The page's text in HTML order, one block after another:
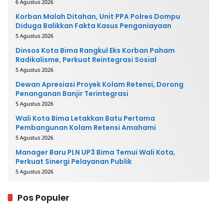
6 Agustus 2026
Korban Malah Ditahan, Unit PPA Polres Dompu
Diduga Balikkan Fakta Kasus Penganiayaan
5 Agustus 2026
Dinsos Kota Bima Rangkul Eks Korban Paham
Radikalisme, Perkuat Reintegrasi Sosial
5 Agustus 2026
Dewan Apresiasi Proyek Kolam Retensi, Dorong
Penanganan Banjir Terintegrasi
5 Agustus 2026
Wali Kota Bima Letakkan Batu Pertama
Pembangunan Kolam Retensi Amahami
5 Agustus 2026
Manager Baru PLN UP3 Bima Temui Wali Kota,
Perkuat Sinergi Pelayanan Publik
5 Agustus 2026
Pos Populer